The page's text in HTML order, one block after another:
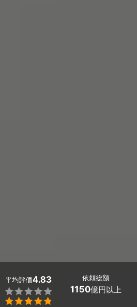
平均評価4.83


依頼総額
1150億円以上